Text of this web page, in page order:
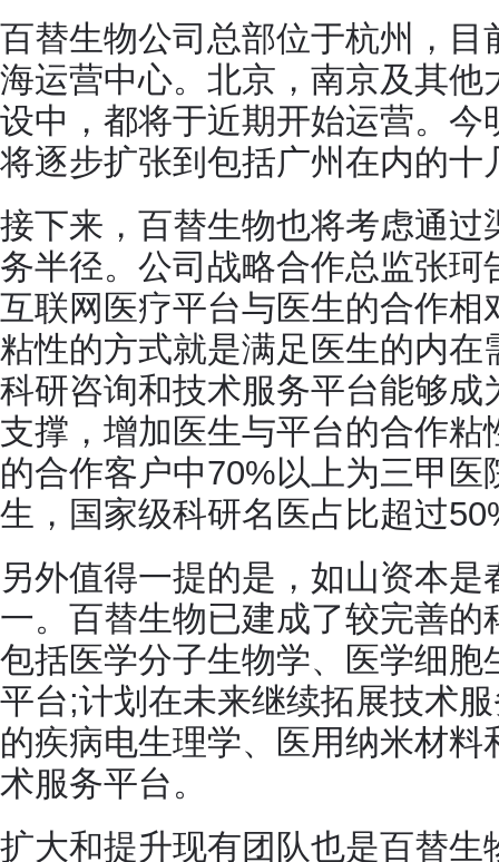
百替生物公司总部位于杭州，
海运营中心。北京，南京及其
设中，都将于近期开始运营。
将逐步扩张到包括广州在内的十
接下来，百替生物也将考虑通
务半径。公司战略合作总监张
互联网医疗平台与医生的合作
粘性的方式就是满足医生的内在
科研咨询和技术服务平台能够
支撑，增加医生与平台的合作粘
的合作客户中70%以上为三甲
生，国家级科研名医占比超过
另外值得一提的是，如山资本
一。百替生物已建成了较完善
包括医学分子生物学、医学细
平台;计划在未来继续拓展技术
的疾病电生理学、医用纳米材
术服务平台。
扩大和提升现有团队也是百替